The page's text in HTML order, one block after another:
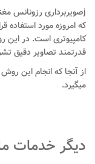
که امروزه مورد استفاده
کامپیوتری است. در این
قدرتمند تصاویر دقیق
از آنجا که انجام این
میگیرد.
دیگر خدمات